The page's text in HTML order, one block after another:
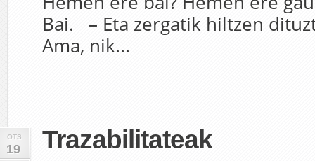
Bai. – Eta zergatik hiltzen
Ama, nik...
OTS
19 Trazabilitateak